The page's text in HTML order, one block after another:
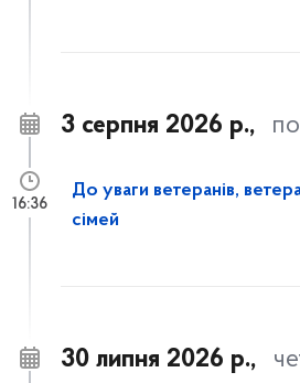
3 серпня 2026 р.,
До уваги ветеранів,
сімей
16:36
30 липня 2026 р.,